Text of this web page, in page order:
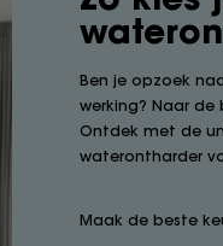
Ben je opzoek
werking? Naar
Ontdek met de
waterontharder
Maak de beste